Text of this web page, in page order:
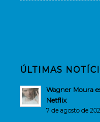
ÚLTIMAS
Wagner Moura
Netflix
7 de agosto de